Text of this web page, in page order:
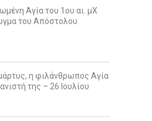
Αγία του 1ου αι. μΧ
του Απόστολου
η φιλάνθρωπος Αγία
της – 26 Ιουλίου